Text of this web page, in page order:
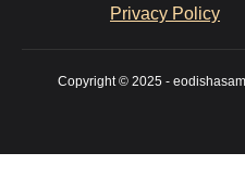
Privacy Policy
Copyright © 2025 -